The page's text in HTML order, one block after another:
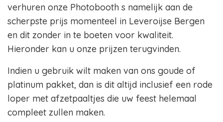
verhuren onze Photobooth s namelijk aan de
scherpste prijs momenteel in Leveroijse Bergen
en dit zonder in te boeten voor kwaliteit.
Hieronder kan u onze prijzen terugvinden.
Indien u gebruik wilt maken van ons goude of
platinum pakket, dan is dit altijd inclusief een rode
loper met afzetpaaltjes die uw feest helemaal
compleet zullen maken.